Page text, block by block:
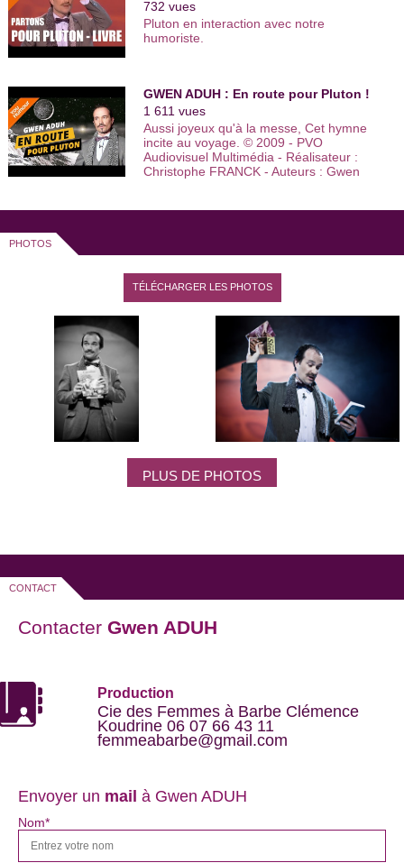
732 vues
Pluton en interaction avec notre
humoriste.
GWEN ADUH : En route pour Pluton !
1 611 vues
Aussi joyeux qu'à la messe, Cet hymne
incite au voyage. © 2009 - PVO
Audiovisuel Multimédia - Réalisateur :
Christophe FRANCK - Auteurs : Gwen
Partons pour Pluton
PHOTOS
TÉLÉCHARGER LES PHOTOS
PLUS DE PHOTOS
CONTACT
Contacter Gwen ADUH
Production
Cie des Femmes à Barbe Clémence
Koudrine 06 07 66 43 11
femmeabarbe@gmail.com
Envoyer un mail à Gwen ADUH
Nom*